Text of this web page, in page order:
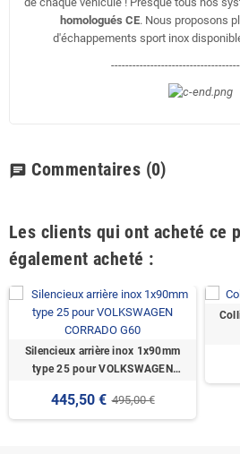
homologués CE. Nous proposons
d'échappements sport inox
chat Commentaires (0)
Les clients qui ont acheté ce
également acheté :
Silencieux arrière inox 1x90mm
type 25 pour VOLKSWAGEN
445,50 € 495,00 €